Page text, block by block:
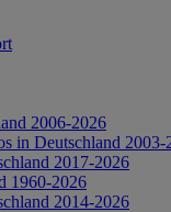
2006-2026
in Deutschland 2003-
2017-2026
1960-2026
2014-2026